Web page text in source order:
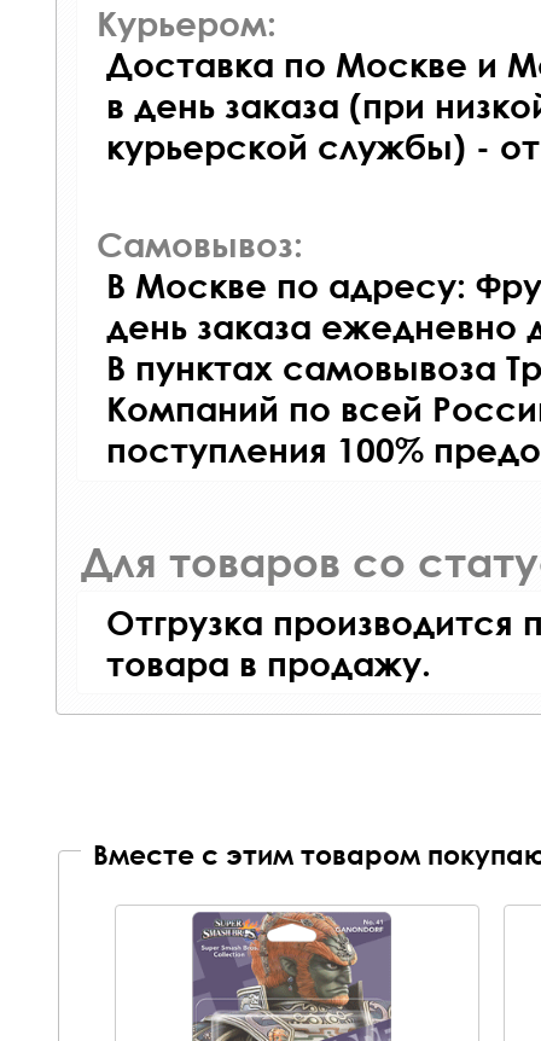
Курьером:
Доставка по Москве и
в день заказа (при
курьерской службы) -
Самовывоз:
В Москве по адресу:
день заказа ежедневно
В пунктах самовывоза
Компаний по всей
поступления 100%
Для товаров со
Отгрузка производится
товара в продажу.
Вместе с этим товаром